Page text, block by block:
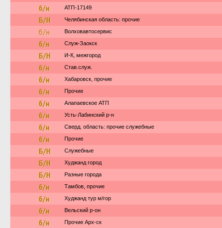
б/н АТП-17149
Б/Н Челябинская область: прочие
б/н Волховавтосервис
б/н Служ-Заокск
Б/Н И-К, межгород
б/н Став.служ.
б/н Хабаровск, прочие
б/н Прочие
б/н Алапаевское АТП
б/н Усть-Лабинский р-н
б/н Сверд. область: прочие служебные
б/н Прочие
Б/Н Служебные
Б/Н Худжанд город
Б/Н Разные города
б/н Тамбов, прочие
б/н Худжанд тур м/гор
б/н Вельский р-он
б/н Прочие Арх-ск